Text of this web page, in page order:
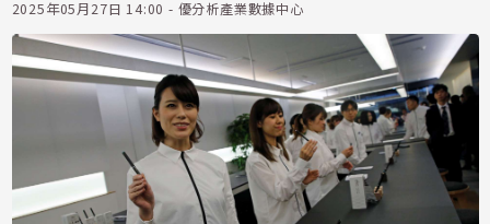
2025年05月27日 14:00 - 優分析產業數據中心